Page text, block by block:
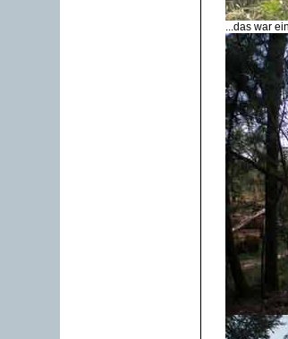
...das war